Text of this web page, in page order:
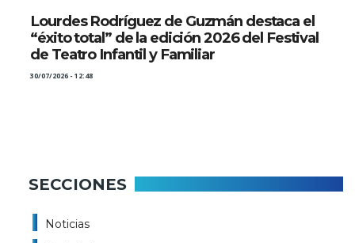
Lourdes Rodríguez de Guzmán destaca el
“éxito total” de la edición 2026 del Festival
de Teatro Infantil y Familiar
30/07/2026 - 12:48
SECCIONES
Noticias